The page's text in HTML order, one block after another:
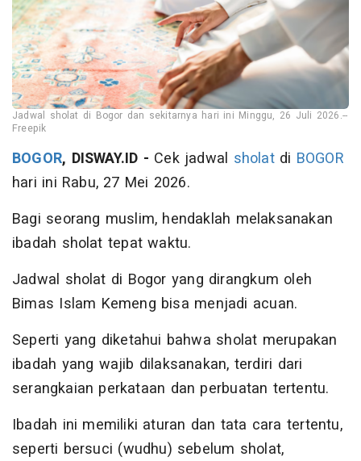
Jadwal sholat di Bogor dan sekitarnya hari ini Minggu, 26 Juli 2026.--
Freepik
BOGOR, DISWAY.ID - Cek jadwal sholatdi BOGOR
hari ini Rabu, 27 Mei 2026.
Bagi seorang muslim, hendaklah melaksanakan
ibadah sholat tepat waktu.
Jadwal sholat di Bogor yang dirangkum oleh
Bimas Islam Kemeng bisa menjadi acuan.
Seperti yang diketahui bahwa sholat merupakan
ibadah yang wajib dilaksanakan, terdiri dari
serangkaian perkataan dan perbuatan tertentu.
Ibadah ini memiliki aturan dan tata cara tertentu,
seperti bersuci (wudhu) sebelum sholat,